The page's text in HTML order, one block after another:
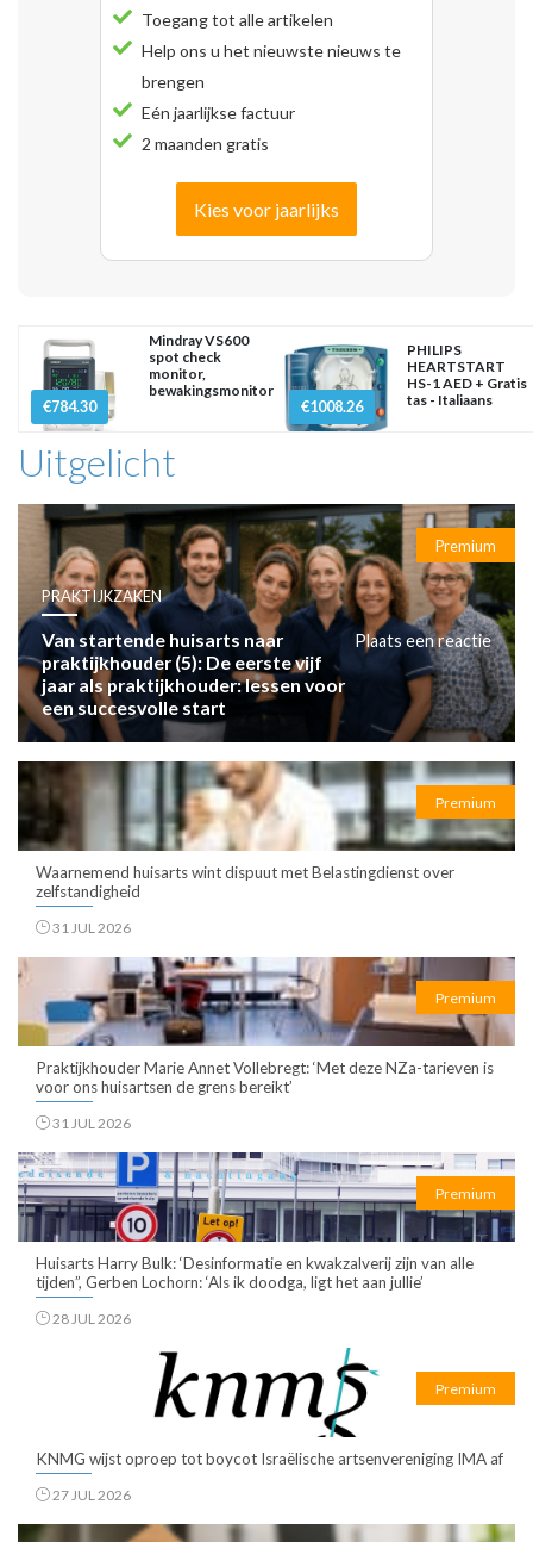
Toegang tot alle artikelen
Help ons u het nieuwste nieuws te
brengen
Eén jaarlijkse factuur
2 maanden gratis
Kies voor jaarlijks
€784.30
Mindray VS600
spot check
monitor,
bewakingsmonitor
€1008.26
PHILIPS
HEARTSTART
HS-1 AED + Gratis
tas - Italiaans
Uitgelicht
Premium
PRAKTIJKZAKEN
Van startende huisarts naar
praktijkhouder (5): De eerste vijf
jaar als praktijkhouder: lessen voor
een succesvolle start
Plaats een reactie
Premium
Waarnemend huisarts wint dispuut met Belastingdienst over
zelfstandigheid
31 JUL 2026
Premium
Praktijkhouder Marie Annet Vollebregt: ‘Met deze NZa-tarieven is
voor ons huisartsen de grens bereikt’
31 JUL 2026
Premium
Huisarts Harry Bulk: ‘Desinformatie en kwakzalverij zijn van alle
tijden”, Gerben Lochorn: ‘Als ik doodga, ligt het aan jullie’
28 JUL 2026
Premium
KNMG wijst oproep tot boycot Israëlische artsenvereniging IMA af
27 JUL 2026